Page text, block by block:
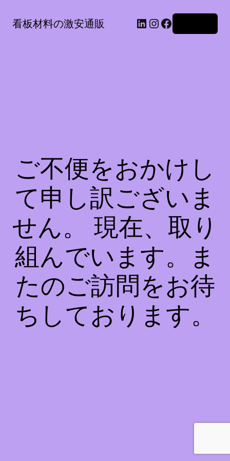
看板材料の激安通販 LinkedIn Instagram Facebook
ご不便をおかけし
て申し訳ございま
せん。 現在、取り
組んでいます。ま
たのご訪問をお待
ちしております。